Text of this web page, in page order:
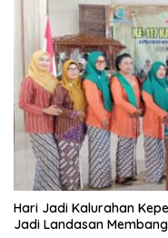
Hari Jadi Kalurahan
Jadi Landasan